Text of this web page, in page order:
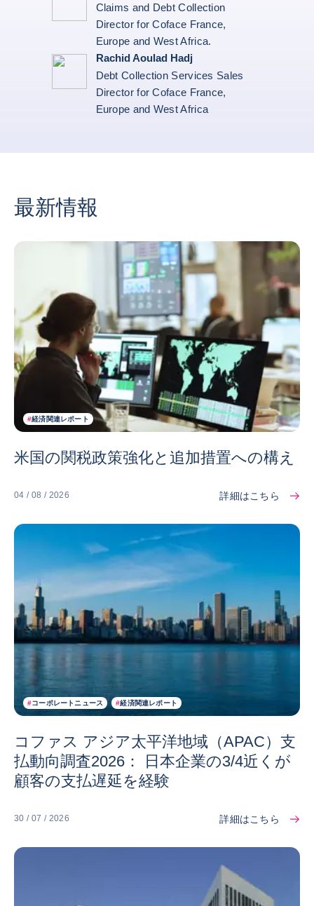
Claims and Debt Collection
Director for Coface France,
Europe and West Africa.
Rachid Aoulad Hadj
Debt Collection Services Sales
Director for Coface France,
Europe and West Africa
最新情報
#経済関連レポート
米国の関税政策強化と追加措置への構え
04 / 08 / 2026 詳細はこちら
#コーポレートニュース #経済関連レポート
コファス アジア太平洋地域（APAC）支
払動向調査2026： 日本企業の3/4近くが
顧客の支払遅延を経験
30 / 07 / 2026 詳細はこちら